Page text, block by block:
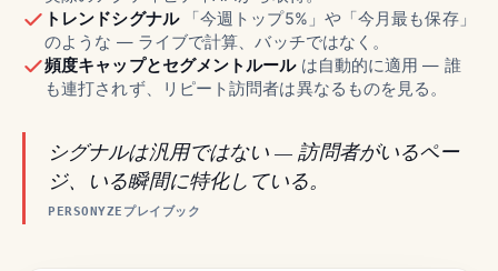
トレンドシグナル「今週トップ5%」や「今月最も保存」
のような — ライブで計算、バッチではなく。
頻度キャップとセグメントルールは自動的に適用 — 誰
も連打されず、リピート訪問者は異なるものを見る。
シグナルは汎用ではない — 訪問者がいるペー
ジ、いる瞬間に特化している。
PERSONYZEプレイブック